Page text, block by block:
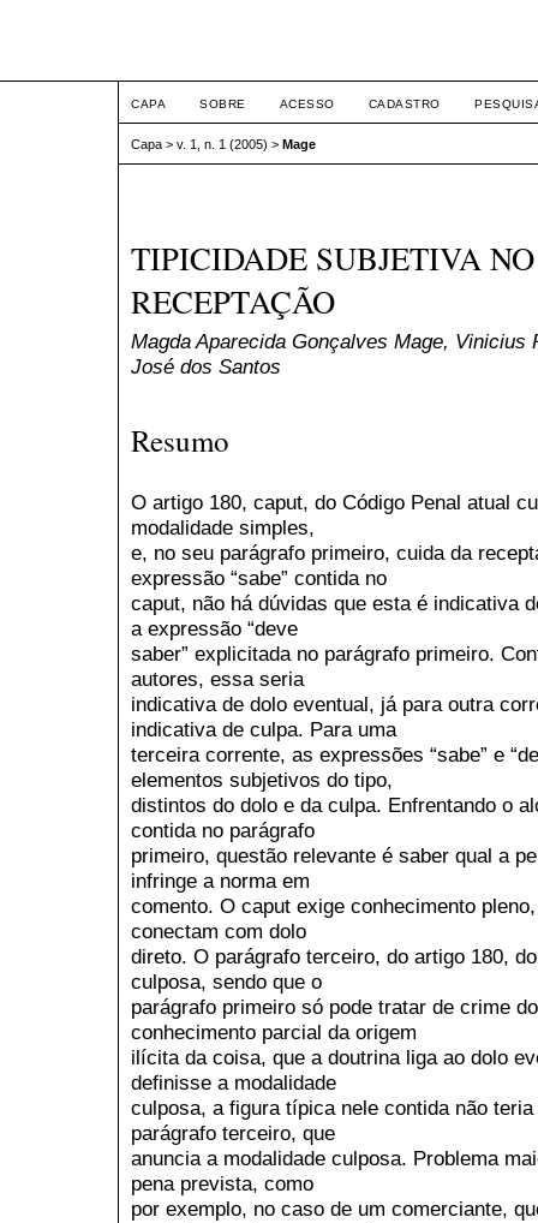
CAPA SOBRE ACESSO CADASTRO
Capa > v. 1, n. 1 (2005) > Mage
TIPICIDADE SUBJETIVA
RECEPTAÇÃO
Magda Aparecida Gonçalves Mage,
José dos Santos
Resumo
O artigo 180, caput, do Código Penal atual
modalidade simples,
e, no seu parágrafo primeiro, cuida da
expressão “sabe” contida no
caput, não há dúvidas que esta é indicativa
a expressão “deve
saber” explicitada no parágrafo primeiro.
autores, essa seria
indicativa de dolo eventual, já para outra
indicativa de culpa. Para uma
terceira corrente, as expressões “sabe” e
elementos subjetivos do tipo,
distintos do dolo e da culpa. Enfrentando o
contida no parágrafo
primeiro, questão relevante é saber qual a
infringe a norma em
comento. O caput exige conhecimento
conectam com dolo
direto. O parágrafo terceiro, do artigo 180,
culposa, sendo que o
parágrafo primeiro só pode tratar de crime
conhecimento parcial da origem
ilícita da coisa, que a doutrina liga ao dolo
definisse a modalidade
culposa, a figura típica nele contida não
parágrafo terceiro, que
anuncia a modalidade culposa. Problema
pena prevista, como
por exemplo, no caso de um comerciante,